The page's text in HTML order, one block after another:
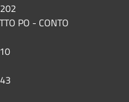
PO - CONTO